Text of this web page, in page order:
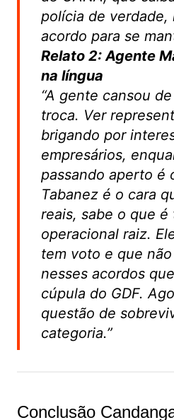
polícia de verdade,
acordo para se
Relato 2: Agente
na língua
“A gente cansou
troca. Ver
brigando por
empresários,
passando aperto é
Tabanez é o cara
reais, sabe o que
operacional raiz.
tem voto e que
nesses acordos
cúpula do GDF.
questão de
categoria.”
Conclusão